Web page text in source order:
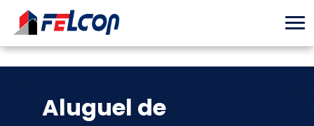
Aluguel de